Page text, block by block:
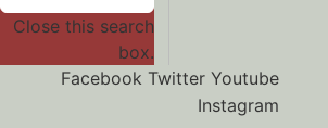
Close this search
box.
Facebook Twitter Youtube
Instagram